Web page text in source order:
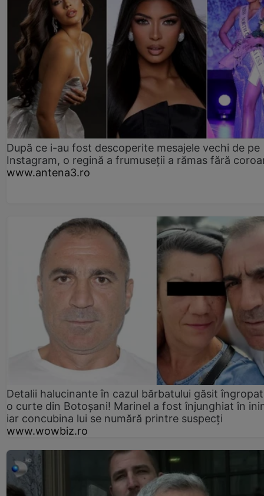
După ce i-au fost descoperite mesajele vechi de pe
Instagram, o regină a frumuseții a rămas fără
www.antena3.ro
Detalii halucinante în cazul bărbatului găsit
o curte din Botoșani! Marinel a fost înjunghiat în
iar concubina lui se numără printre suspecți
www.wowbiz.ro